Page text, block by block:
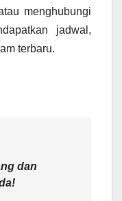
menghubungi
jadwal,
terbaru.
dan